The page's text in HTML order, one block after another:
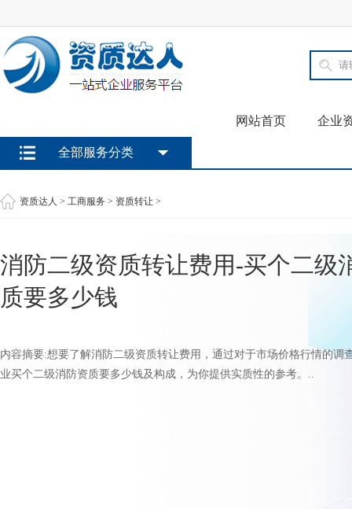
网站首页 企业
全部服务分类
资质达人 > 工商服务 > 资质转让 >
消防二级资质转让费用-买个二级
质要多少钱
内容摘要:想要了解消防二级资质转让费用，通过对于市场价格行情的调
业买个二级消防资质要多少钱及构成，为你提供实质性的参考。..